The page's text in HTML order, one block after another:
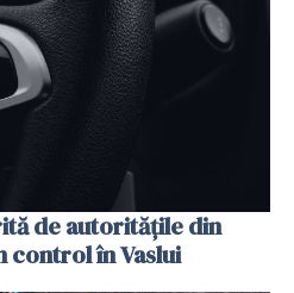
de autoritățile din
control în Vaslui